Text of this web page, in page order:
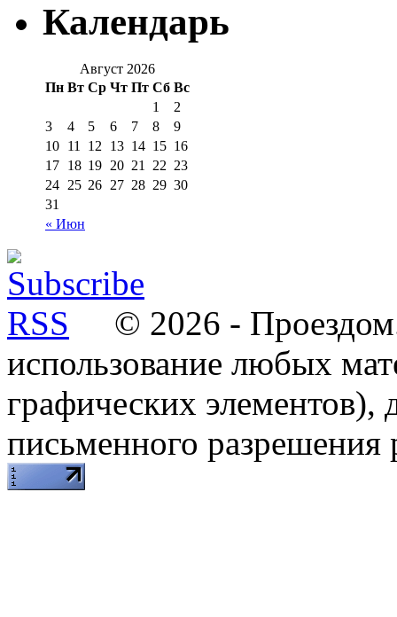
Календарь
Август 2026
Пн Вт Ср Чт Пт Сб Вс
« Июн
1
2
3
4 5 6 7 8
9
10 11 12 13 14 15 16
17 18 19 20 21 22 23
24 25 26 27 28 29 30
31
© 2026 -
использование любых
графических элементов),
письменного разрешения